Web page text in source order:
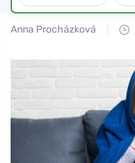
Anna Procházková